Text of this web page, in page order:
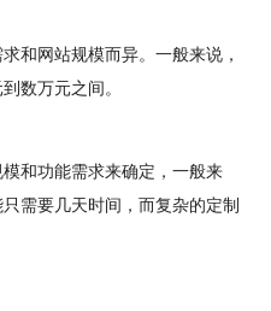
和网站规模而异。一般来说，
数万元之间。
和功能需求来确定，一般来
需要几天时间，而复杂的定制